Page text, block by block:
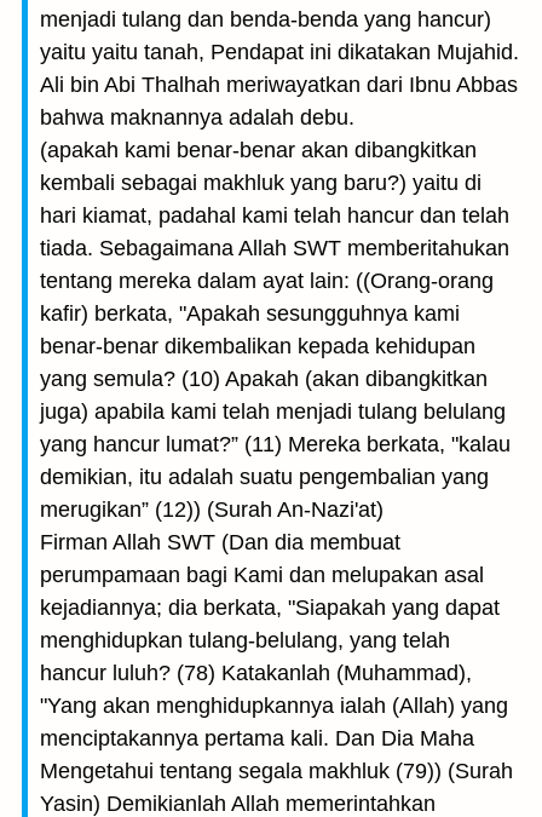
menjadi tulang dan benda-benda yang hancur)
yaitu yaitu tanah, Pendapat ini dikatakan Mujahid.
Ali bin Abi Thalhah meriwayatkan dari Ibnu Abbas
bahwa maknannya adalah debu.
(apakah kami benar-benar akan dibangkitkan
kembali seba­gai makhluk yang baru?) yaitu di
hari kiamat, padahal kami telah hancur dan telah
tiada. Sebagaimana Allah SWT memberitahukan
tentang mereka dalam ayat lain: ((Orang-orang
kafir) berkata, "Apakah sesungguhnya kami
benar-benar dikembalikan kepada kehidupan
yang semula? (10) Apakah (akan dibangkitkan
juga) apabila kami telah menjadi tulang belulang
yang hancur lumat?” (11) Mereka berkata, "kalau
demikian, itu adalah suatu pengembalian yang
merugikan” (12)) (Surah An-Nazi'at)
Firman Allah SWT (Dan dia membuat
perumpamaan bagi Kami dan melupakan asal
kejadiannya; dia berkata, "Siapakah yang dapat
menghidupkan tulang-belulang, yang telah
hancur luluh? (78) Katakanlah (Muhammad),
"Yang akan menghidupkannya ialah (Allah) yang
menciptakannya pertama kali. Dan Dia Maha
Mengetahui tentang segala makhluk (79)) (Surah
Yasin) Demikianlah Allah memerintahkan